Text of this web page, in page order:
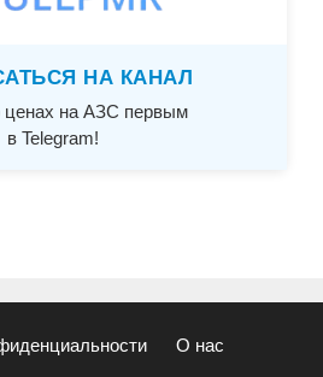
НА КАНАЛ
ценах на АЗС первым
в Telegram!
О нас